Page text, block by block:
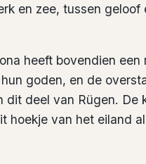
en zee, tussen
heeft bovendien
goden, en de
dit deel van Rügen.
hoekje van het eiland